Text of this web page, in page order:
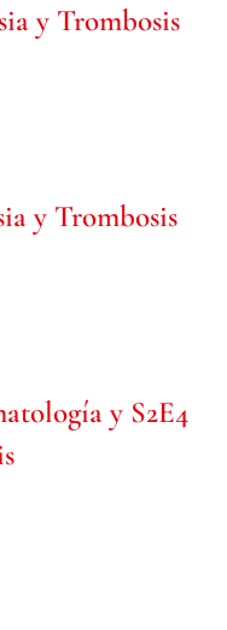
y Trombosis
y Trombosis
y S2E4